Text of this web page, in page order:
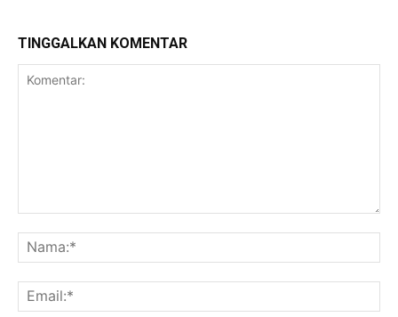
TINGGALKAN KOMENTAR